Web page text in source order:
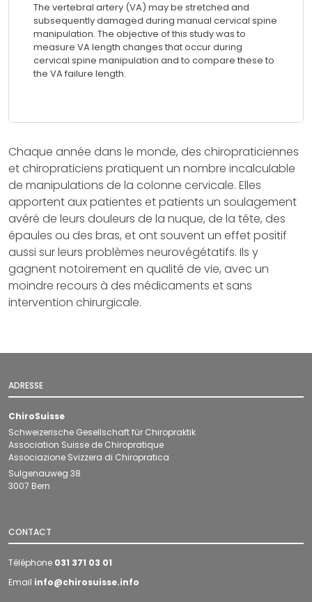
The vertebral artery (VA) may be stretched and
subsequently damaged during manual cervical spine
manipulation. The objective of this study was to
measure VA length changes that occur during
cervical spine manipulation and to compare these to
the VA failure length.
Chaque année dans le monde, des chiropraticiennes
et chiropraticiens pratiquent un nombre incalculable
de manipulations de la colonne cervicale. Elles
apportent aux patientes et patients un soulagement
avéré de leurs douleurs de la nuque, de la tête, des
épaules ou des bras, et ont souvent un effet positif
aussi sur leurs problèmes neurovégétatifs. Ils y
gagnent notoirement en qualité de vie, avec un
moindre recours à des médicaments et sans
intervention chirurgicale.
ADRESSE
ChiroSuisse
Schweizerische Gesellschaft für Chiropraktik
Association Suisse de Chiropratique
Associazione Svizzera di Chiropratica
Sulgenauweg 38
3007 Bern
CONTACT
Téléphone 031 371 03 01
Email info@chirosuisse.info